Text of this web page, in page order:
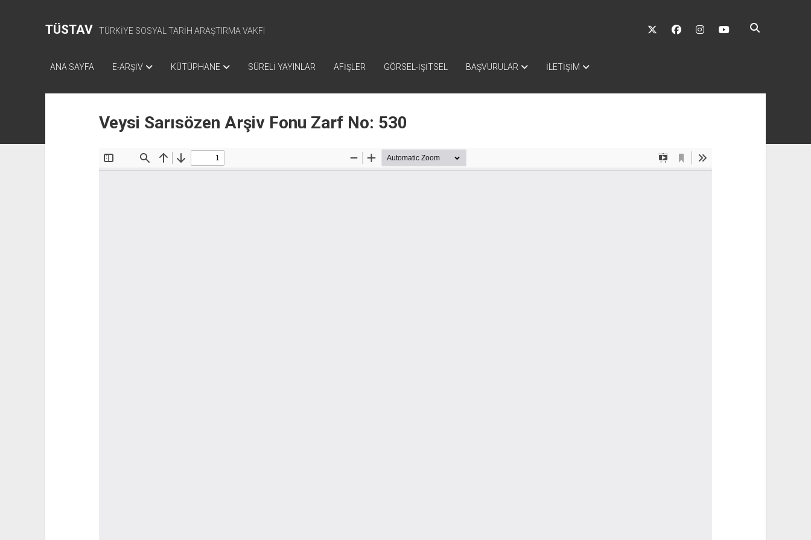
TÜSTAV TÜRKİYE SOSYAL TARİH ARAŞTIRMA VAKFI
twitter facebookinstagramyoutube
ANA SAYFA E-ARŞİV KÜTÜPHANE SÜRELİ YAYINLAR AFİŞLER GÖRSEL-İŞİTSEL BAŞVURULAR İLETİŞİM
Veysi Sarısözen Arşiv Fonu Zarf No: 530